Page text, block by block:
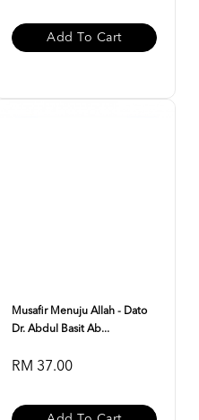
Add To Cart
Musafir Menuju Allah - Dato
Dr. Abdul Basit Ab...
RM 37.00